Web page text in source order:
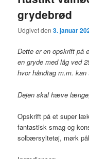
grydebrød
Udgivet den3. januar
Dette er en opskrift på
en gryde med låg ved
hvor håndtag m.m.
Dejen skal hæve
Opskrift på et super
fantastisk smag og
solbærsyltetøj, mørk